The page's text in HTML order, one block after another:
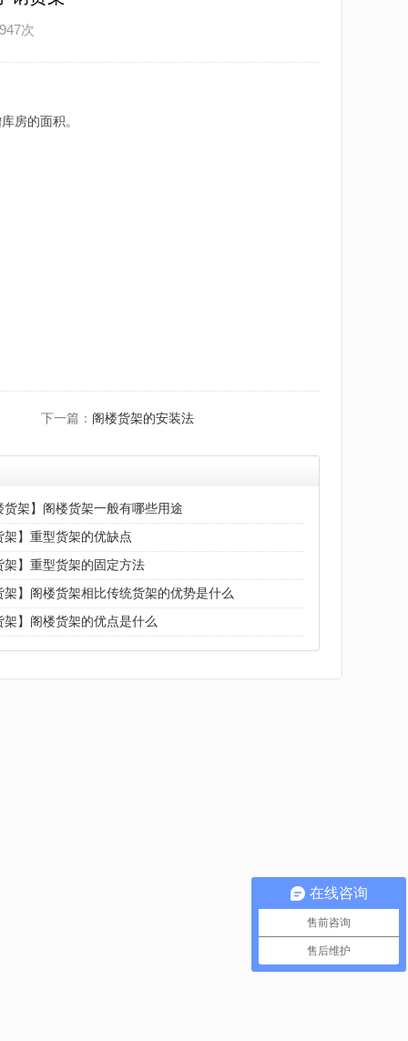
次
房的面积。
下一篇： 阁楼货架的安装法
货架】阁楼货架一般有哪些用途
架】重型货架的优缺点
架】重型货架的固定方法
架】阁楼货架相比传统货架的优势是什么
架】阁楼货架的优点是什么
在线咨询
售前咨询
售后维护